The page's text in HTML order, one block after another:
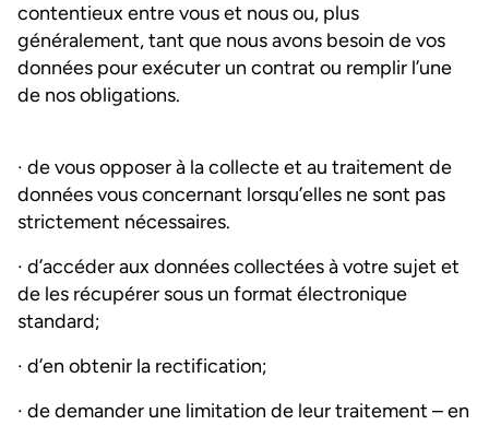
contentieux entre vous et nous ou, plus
généralement, tant que nous avons besoin de vos
données pour exécuter un contrat ou remplir l’une
de nos obligations.
· de vous opposer à la collecte et au traitement de
données vous concernant lorsqu’elles ne sont pas
strictement nécessaires.
· d’accéder aux données collectées à votre sujet et
de les récupérer sous un format électronique
standard;
· d’en obtenir la rectification;
· de demander une limitation de leur traitement – en